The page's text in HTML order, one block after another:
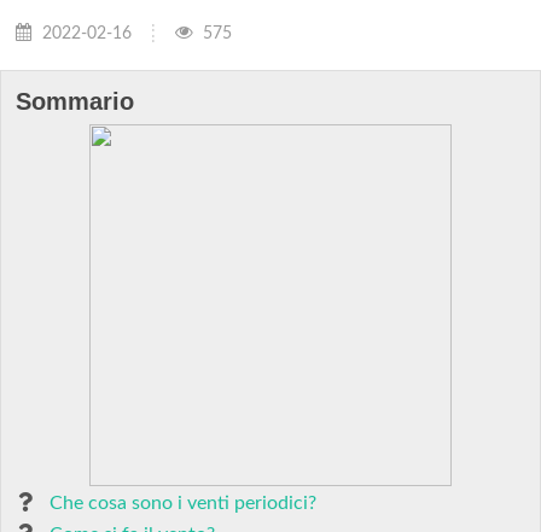
2022-02-16 575
Sommario
Che cosa sono i venti periodici?